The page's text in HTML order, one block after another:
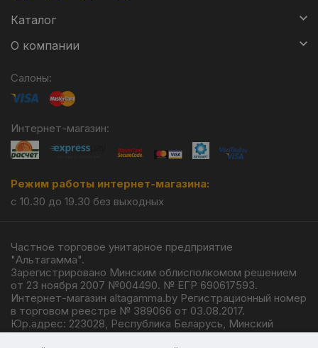
Каталог
О компании
Салоны:
Интернет-магазин:
Режим работы интернет-магазина:
с 10.30 до 19.30 без выходных
Частное торговое унитарное предприятие
"Альтагамма".
Зарегистрировано Минским облисполкомом решением
от 23 ноября 2007 №004490. № ЕГР 690617593.
Интернет-магазин altagamma.by Регистрационный номер
в торговом реестре № 389066 от 03.08.2017.
Юр.адрес: 223028, Республика Беларусь, Минский
район, г.п. Ждановичи, ул. Линейная, 4/1.